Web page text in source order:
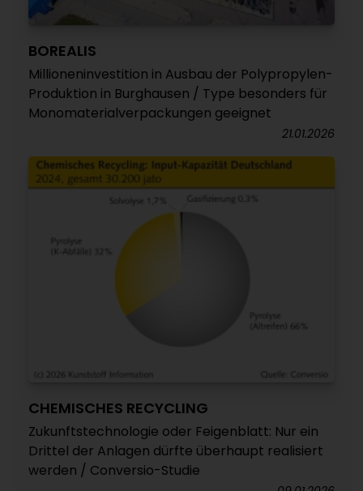
BOREALIS
Millioneninvestition in Ausbau der Polypropylen-
Produktion in Burghausen / Type besonders für
Monomaterialverpackungen geeignet
21.01.2026
CHEMISCHES RECYCLING
Zukunftstechnologie oder Feigenblatt: Nur ein
Drittel der Anlagen dürfte überhaupt realisiert
werden / Conversio-Studie